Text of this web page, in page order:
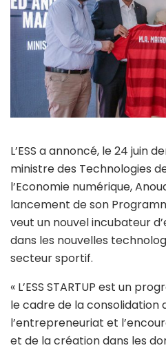
L’ESS a annoncé, le 24 juin
ministre des Technologies
l’Economie numérique,
lancement de son
veut un nouvel incubateur
dans les nouvelles
secteur sportif.
« L’ESS STARTUP est un
le cadre de la consolidation
l’entrepreneuriat et
et de la création dans les